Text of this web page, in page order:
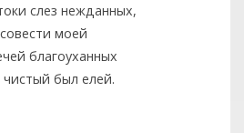
слез нежданных,
моей
благоуханных
был елей.